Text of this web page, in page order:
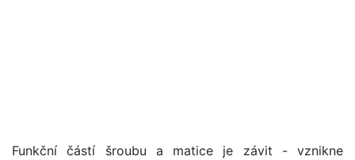
Funkční částí šroubu a matice je závit - vznikne